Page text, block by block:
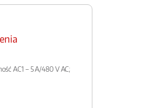
AC1 – 5 A/480 V AC;